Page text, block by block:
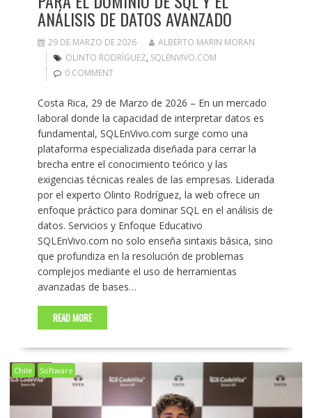
ANÁLISIS DE DATOS AVANZADO
29 DE MARZO DE 2026
ALBERTO MARIN MORAN
OLINTO RODRÍGUEZ, SQLENVIVO.COM
0 COMMENT
Costa Rica, 29 de Marzo de 2026 – En un mercado
laboral donde la capacidad de interpretar datos es
fundamental, SQLEnVivo.com surge como una
plataforma especializada diseñada para cerrar la
brecha entre el conocimiento teórico y las
exigencias técnicas reales de las empresas. Liderada
por el experto Olinto Rodríguez, la web ofrece un
enfoque práctico para dominar SQL en el análisis de
datos. Servicios y Enfoque Educativo
SQLEnVivo.com no solo enseña sintaxis básica, sino
que profundiza en la resolución de problemas
complejos mediante el uso de herramientas
avanzadas de bases…
READ MORE
Chile Software